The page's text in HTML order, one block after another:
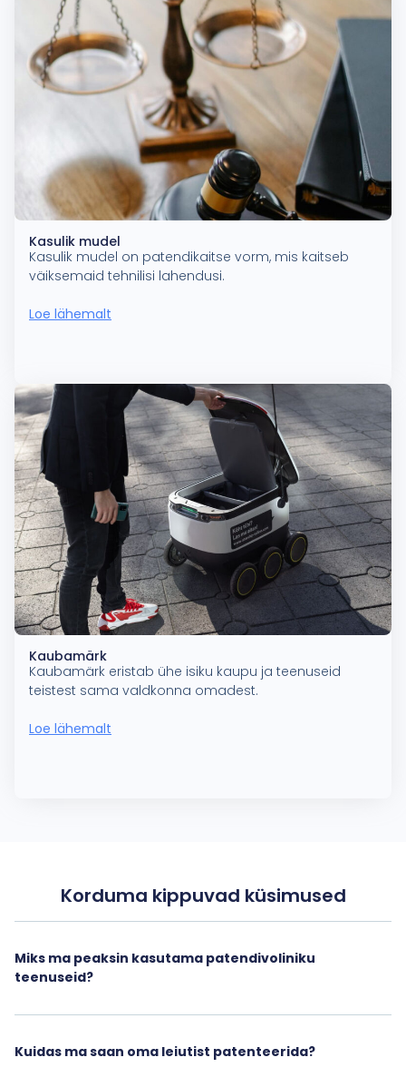
Kasulik mudel
Kasulik mudel on patendikaitse vorm, mis kaitseb
väiksemaid tehnilisi lahendusi.
Loe lähemalt
Kaubamärk
Kaubamärk eristab ühe isiku kaupu ja teenuseid
teistest sama valdkonna omadest.
Loe lähemalt
Korduma kippuvad küsimused
Miks ma peaksin kasutama patendivoliniku
teenuseid?
Kuidas ma saan oma leiutist patenteerida?